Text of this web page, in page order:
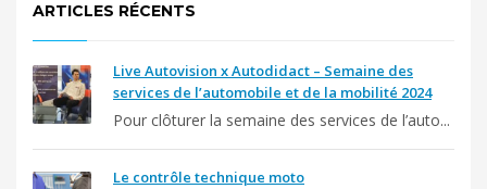
ARTICLES RÉCENTS
Live Autovision x Autodidact – Semaine des
services de l’automobile et de la mobilité 2024
Pour clôturer la semaine des services de l’auto...
Le contrôle technique moto